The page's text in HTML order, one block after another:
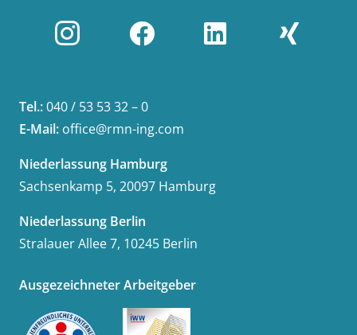
Tel.:040 / 53 53 32 – 0
E-Mail: office@rmn-ing.com
Niederlassung Hamburg
Sachsenkamp 5, 20097 Hamburg
Niederlassung Berlin
Stralauer Allee 7, 10245 Berlin
Ausgezeichneter Arbeitgeber